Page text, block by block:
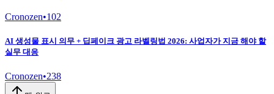
Cronozen•102
AI 생성물 표시 의무 + 딥페이크 광고 라벨링법 2026: 사업자가 지금 해야 할
실무 대응
Cronozen•238